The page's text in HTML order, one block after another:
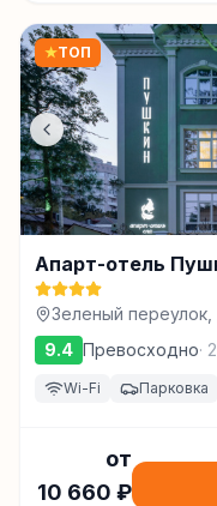
★ТОП
Апарт-отель
Зеленый
9.4 Превосходно·
Wi-Fi Парковка
от
10 660 ₽